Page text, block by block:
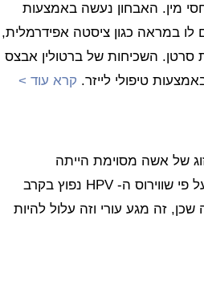
מין. האבחון נעשה באמצעות
לו במראה כגון ציסטה אפידרמלית,
ביופסיה לשלילת סרטן. השכיחות של ברטולין אבצס
קרא עוד >
של אשה מסוימת הייתה
קונדילומה, מומלץ לה להיבדק. וירוס אנושי בשם HPV הוא הגורם לכשל זה. אף על פי שווירוס ה- HPV נפוץ בקרב
זה מגע עורי וזה עלול להיות